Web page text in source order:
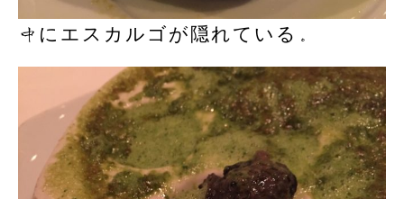
中にエスカルゴが隠れている。